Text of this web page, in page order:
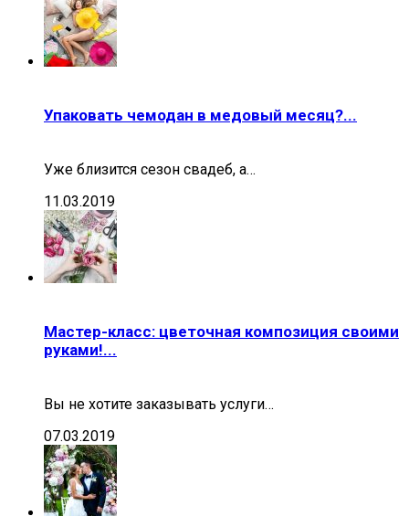
Упаковать чемодан в медовый месяц?...
Уже близится сезон свадеб, а…
11.03.2019
Мастер-класс: цветочная композиция своими
руками!...
Вы не хотите заказывать услуги…
07.03.2019